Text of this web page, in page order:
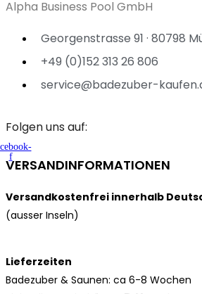
Alpha Business Pool GmbH
Georgenstrasse 91 · 80798
+49 (0)152 313 26 806
service@badezuber-
Folgen uns auf:
f
VERSANDINFORMATIONEN
Versandkostenfrei innerhalb
(ausser Inseln)
Lieferzeiten
Badezuber & Saunen: ca 6-8 Wochen